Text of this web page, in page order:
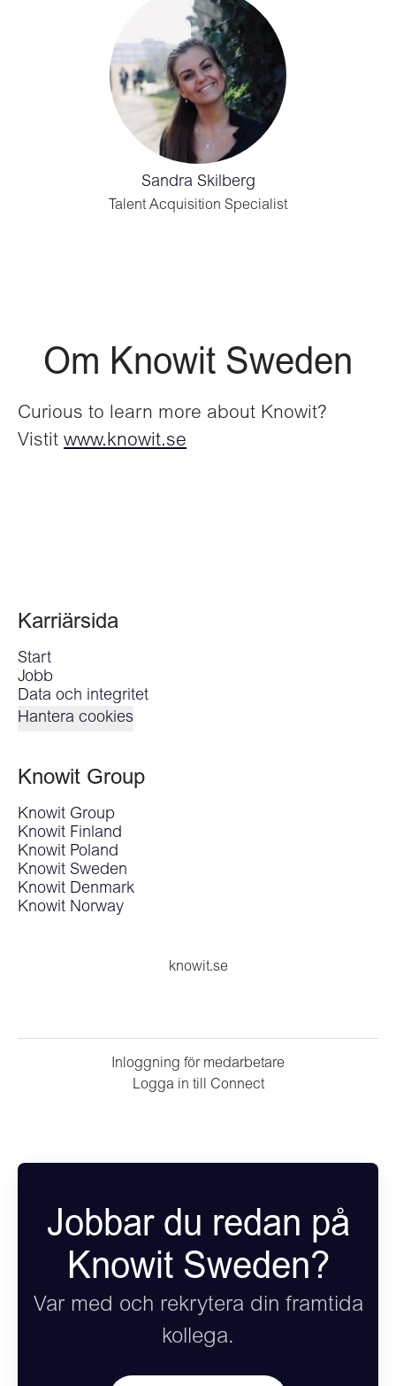
Sandra Skilberg
Talent Acquisition Specialist
Om Knowit Sweden
Curious to learn more about Knowit?
Vistit www.knowit.se
Karriärsida
Start
Jobb
Data och integritet
Hantera cookies
Knowit Group
Knowit Group
Knowit Finland
Knowit Poland
Knowit Sweden
Knowit Denmark
Knowit Norway
knowit.se
Inloggning för medarbetare
Logga in till Connect
Jobbar du redan på
Knowit Sweden?
Var med och rekrytera din framtida
kollega.